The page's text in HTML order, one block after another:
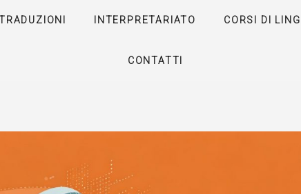
INTERPRETARIATO CORSI DI
CONTATTI